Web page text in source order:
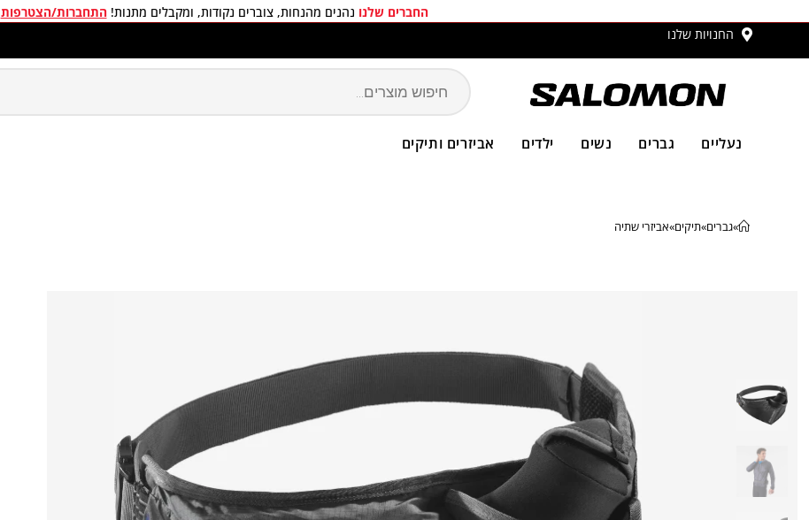
החברים שלנו נהנים מהנחות, צוברים נקודות, ומקבלים מתנות!התחברות/הצטרפות
החנויות שלנו
משלוחים חינם בכל קניה מעל 299 ₪
נעליים גברים נשים ילדים אביזרים ותיקים
»גברים»תיקים»אביזרי שתיה